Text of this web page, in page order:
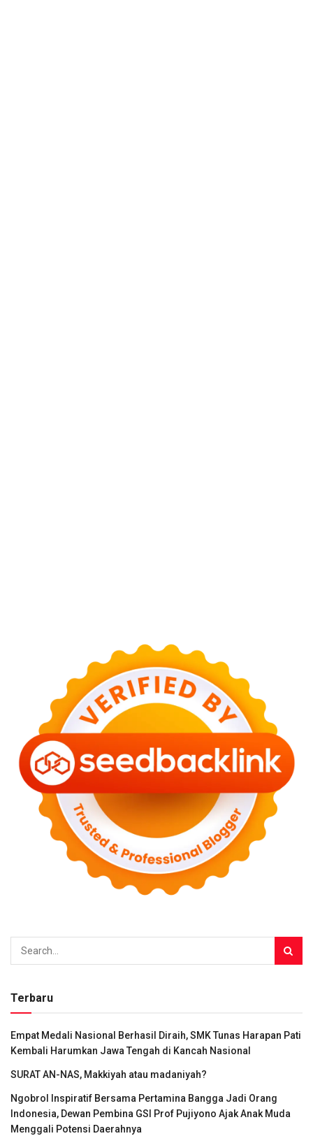
Terbaru
Empat Medali Nasional Berhasil Diraih, SMK Tunas Harapan Pati
Kembali Harumkan Jawa Tengah di Kancah Nasional
SURAT AN-NAS, Makkiyah atau madaniyah?
Ngobrol Inspiratif Bersama Pertamina Bangga Jadi Orang
Indonesia, Dewan Pembina GSI Prof Pujiyono Ajak Anak Muda
Menggali Potensi Daerahnya